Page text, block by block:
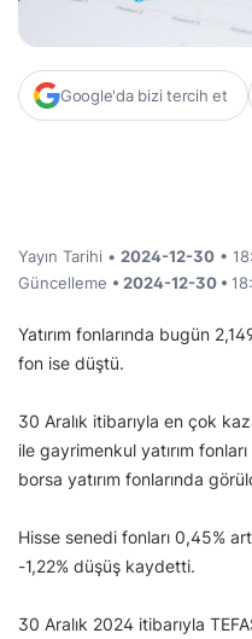
Google'da bizi tercih et
Yayın Tarihi • 2024-12-30 •
Güncelleme • 2024-12-30 •
Yatırım fonlarında bugün
fon ise düştü.
30 Aralık itibarıyla en çok
ile gayrimenkul yatırım
borsa yatırım fonlarında
Hisse senedi fonları 0,45%
-1,22% düşüş kaydetti.
30 Aralık 2024 itibarıyla